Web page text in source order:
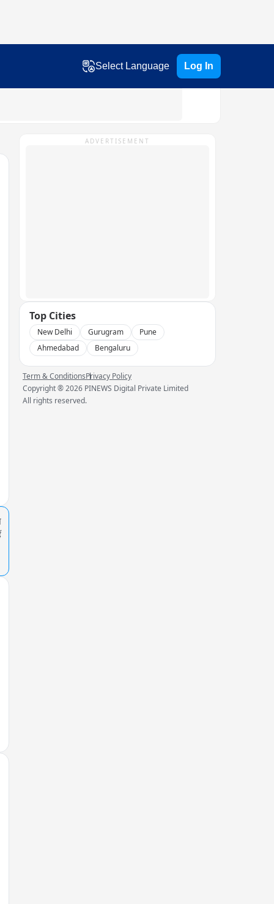
Select Language Log In
ADVERTISEMENT
Top Cities
New Delhi Gurugram
Pune
Ahmedabad
Bengaluru
Term & ConditionsPrivacy Policy
Copyright ®2026 PINEWS Digital Private Limited
All rights reserved.